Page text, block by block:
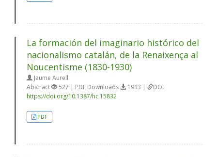
La formación del imaginario histórico del
nacionalismo catalán, de la Renaixença al
Noucentisme (1830-1930)
Jaume Aurell
Abstract
527 | PDF Downloads 1933 |
DOI
https://doi.org/10.1387/hc.15832
PDF